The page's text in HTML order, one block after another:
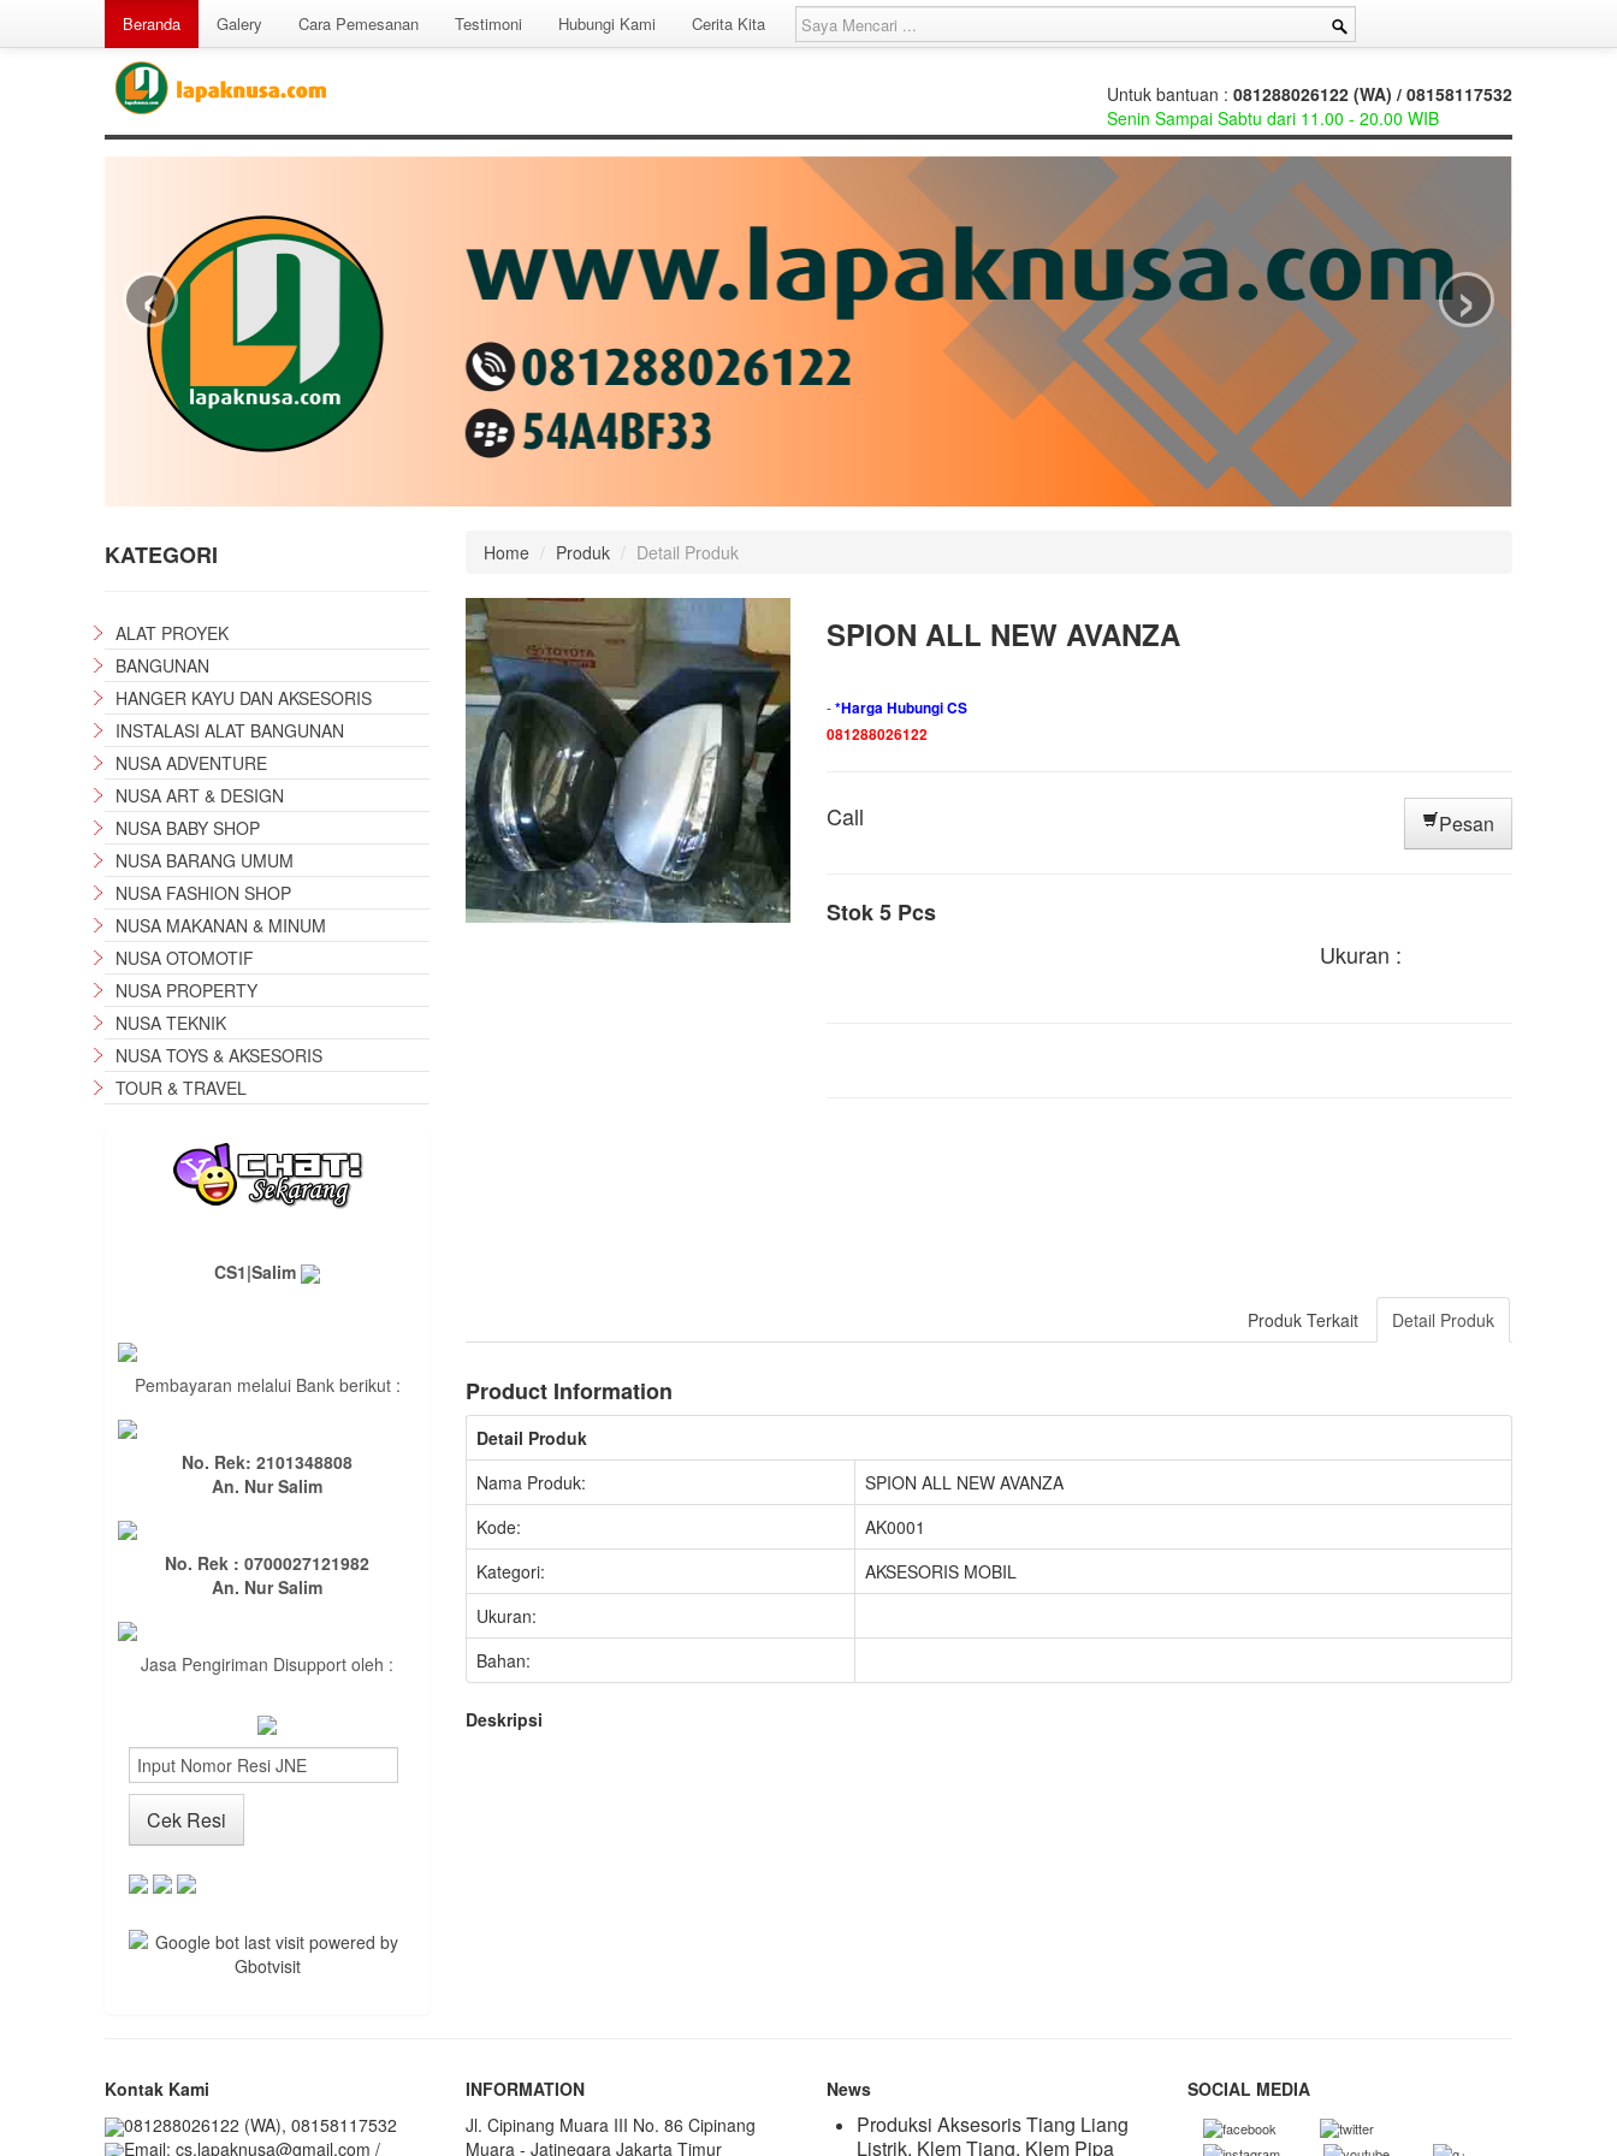
Beranda Galery Cara Pemesanan Testimoni Hubungi Kami Cerita Kita
Untuk bantuan : 081288026122 (WA) / 08158117532
Senin Sampai Sabtu dari 11.00 - 20.00 WIB
‹ ›
KATEGORI
ALAT PROYEK
BANGUNAN
HANGER KAYU DAN AKSESORIS
INSTALASI ALAT BANGUNAN
NUSA ADVENTURE
NUSA ART & DESIGN
NUSA BABY SHOP
NUSA BARANG UMUM
NUSA FASHION SHOP
NUSA MAKANAN & MINUM
NUSA OTOMOTIF
NUSA PROPERTY
NUSA TEKNIK
NUSA TOYS & AKSESORIS
TOUR & TRAVEL
CS1|Salim
Pembayaran melalui Bank berikut :
No. Rek: 2101348808
An. Nur Salim
No. Rek : 0700027121982
An. Nur Salim
Jasa Pengiriman Disupport oleh :
Home / Produk / Detail Produk
SPION ALL NEW AVANZA
-*Harga Hubungi CS
081288026122
Call Pesan
Stok 5 Pcs
Ukuran :
Detail Produk
Produk Terkait
Product Information
Detail Produk
Nama Produk:
SPION ALL NEW AVANZA
Kode:
AK0001
Kategori:
AKSESORIS MOBIL
Ukuran:
Bahan:
Deskripsi
Kontak Kami
081288026122 (WA), 08158117532
Email: cs.lapaknusa@gmail.com /
INFORMATION
Jl. Cipinang Muara III No. 86 Cipinang
Muara - Jatinegara Jakarta Timur
News
Produksi Aksesoris Tiang Liang
Listrik, Klem Tiang, Klem Pipa
SOCIAL MEDIA